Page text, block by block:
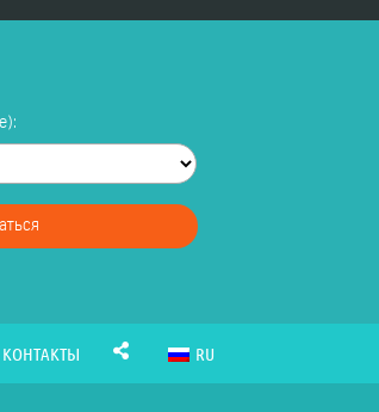
КОНТАКТЫ RU